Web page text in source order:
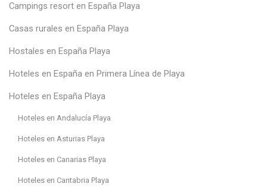
Campings resort en España Playa
Casas rurales en España Playa
Hostales en España Playa
Hoteles en España en Primera Línea de Playa
Hoteles en España Playa
Hoteles en Andalucía Playa
Hoteles en Asturias Playa
Hoteles en Canarias Playa
Hoteles en Cantabria Playa